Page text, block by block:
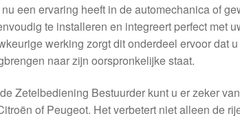
een ervaring heeft in de automechanica of
te installeren en integreert perfect met
werking zorgt dit onderdeel ervoor dat
naar zijn oorspronkelijke staat.
Zetelbediening Bestuurder kunt u er zeker
of Peugeot. Het verbetert niet alleen de